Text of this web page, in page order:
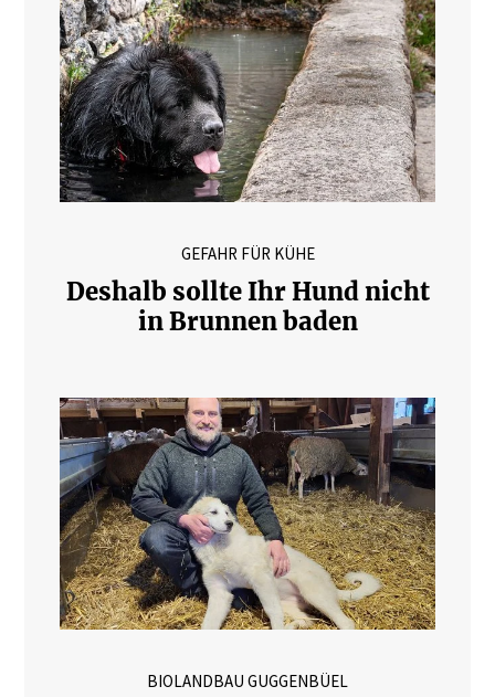
GEFAHR FÜR KÜHE
Deshalb sollte Ihr Hund nicht
in Brunnen baden
BIOLANDBAU GUGGENBÜEL